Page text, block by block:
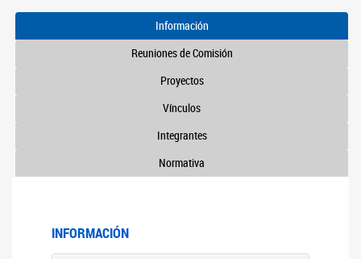
Información
Reuniones de Comisión
Proyectos
Vínculos
Integrantes
Normativa
INFORMACIÓN